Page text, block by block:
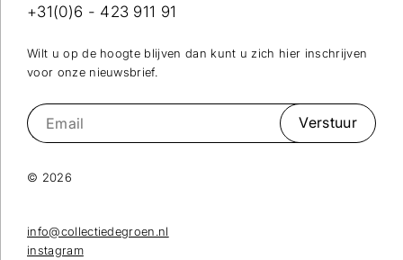
+31(0)6 - 423 911 91
Wilt u op de hoogte blijven dan kunt u zich hier inschrijven
voor onze nieuwsbrief.
Verstuur
© 2026
info@collectiedegroen.nl
instagram